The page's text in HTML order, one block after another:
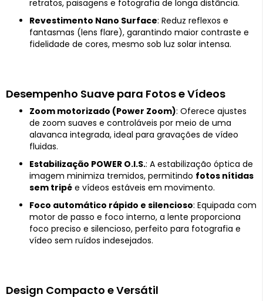
retratos, paisagens e fotografia de longa distância.
Revestimento Nano Surface: Reduz reflexos e
fantasmas (lens flare), garantindo maior contraste e
fidelidade de cores, mesmo sob luz solar intensa.
Desempenho Suave para Fotos e Vídeos
Zoom motorizado (Power Zoom): Oferece ajustes
de zoom suaves e controláveis por meio de uma
alavanca integrada, ideal para gravações de vídeo
fluidas.
Estabilização POWER O.I.S.: A estabilização óptica de
imagem minimiza tremidos, permitindo fotos nítidas
sem tripé e vídeos estáveis em movimento.
Foco automático rápido e silencioso: Equipada com
motor de passo e foco interno, a lente proporciona
foco preciso e silencioso, perfeito para fotografia e
vídeo sem ruídos indesejados.
Design Compacto e Versátil